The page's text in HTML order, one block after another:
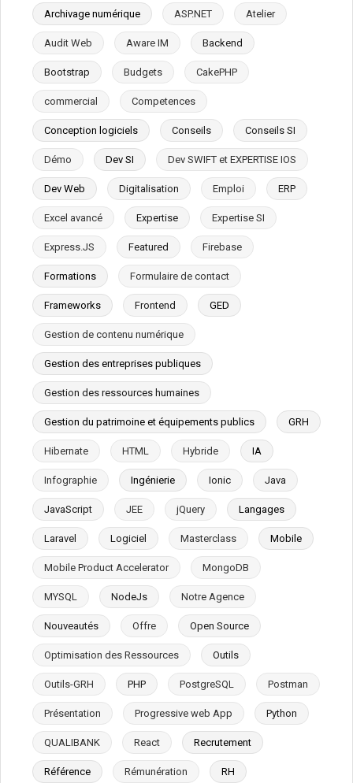
Archivage numérique ASP.NET Atelier
Audit Web Aware IM Backend
Bootstrap Budgets CakePHP
commercial Competences
Conception logiciels Conseils Conseils SI
Démo Dev SI Dev SWIFT et EXPERTISE IOS
Dev Web Digitalisation Emploi ERP
Excel avancé Expertise Expertise SI
Express.JS Featured Firebase
Formations Formulaire de contact
Frameworks Frontend GED
Gestion de contenu numérique
Gestion des entreprises publiques
Gestion des ressources humaines
Gestion du patrimoine et équipements publics GRH
Hibernate HTML Hybride IA
Infographie Ingénierie Ionic Java
JavaScript JEE jQuery Langages
Laravel Logiciel Masterclass Mobile
Mobile Product Accelerator MongoDB
MYSQL NodeJs Notre Agence
Nouveautés Offre Open Source
Optimisation des Ressources Outils
Outils-GRH PHP PostgreSQL Postman
Présentation Progressive web App Python
QUALIBANK React Recrutement
Référence Rémunération RH